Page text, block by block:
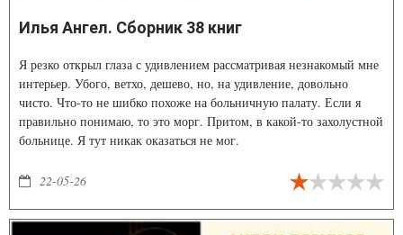
Илья Ангел. Сборник 38 книг
Я резко открыл глаза с удивлением рассматривая незнакомый мне
интерьер. Убого, ветхо, дешево, но, на удивление, довольно
чисто. Что-то не шибко похоже на больничную палату. Если я
правильно понимаю, то это морг. Притом, в какой-то захолустной
больнице. Я тут никак оказаться не мог.
22-05-26